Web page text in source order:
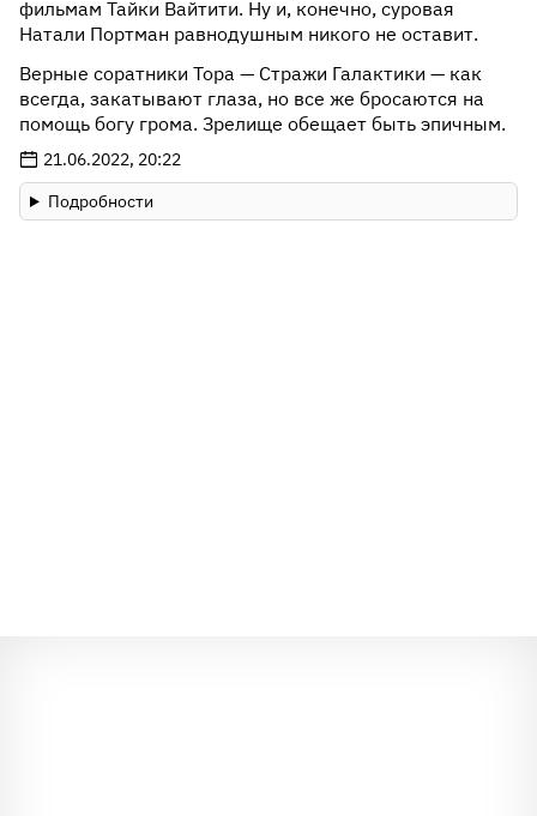
фильмам Тайки Вайтити. Ну и, конечно, суровая
Натали Портман равнодушным никого не оставит.
Верные соратники Тора — Стражи Галактики — как
всегда, закатывают глаза, но все же бросаются на
помощь богу грома. Зрелище обещает быть эпичным.
21.06.2022, 20:22
Подробности